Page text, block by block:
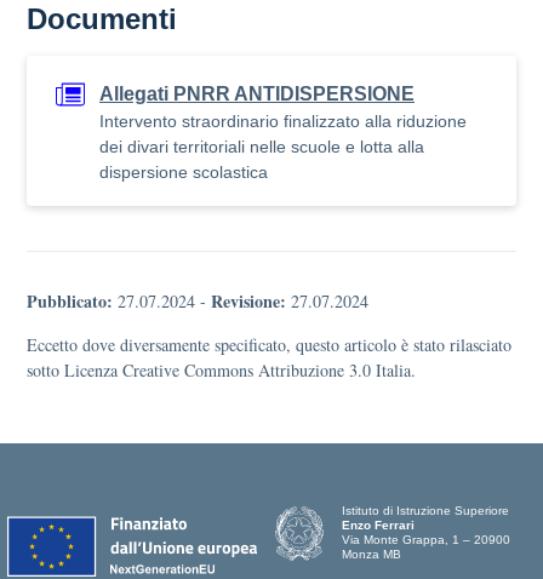
Documenti
Allegati PNRR ANTIDISPERSIONE
Intervento straordinario finalizzato alla riduzione
dei divari territoriali nelle scuole e lotta alla
dispersione scolastica
Pubblicato: 27.07.2024 - Revisione: 27.07.2024
Eccetto dove diversamente specificato, questo articolo è stato rilasciato
sotto Licenza Creative Commons Attribuzione 3.0 Italia.
Istituto di Istruzione Superiore
Enzo Ferrari
Via Monte Grappa, 1 – 20900
Monza MB